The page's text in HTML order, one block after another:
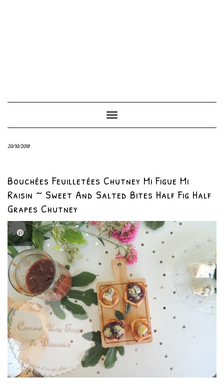
Toggle
Navigation
20/10/2018
Bouchées Feuilletées Chutney Mi Figue Mi
Raisin ~ Sweet And Salted Bites Half Fig Half
Grapes Chutney